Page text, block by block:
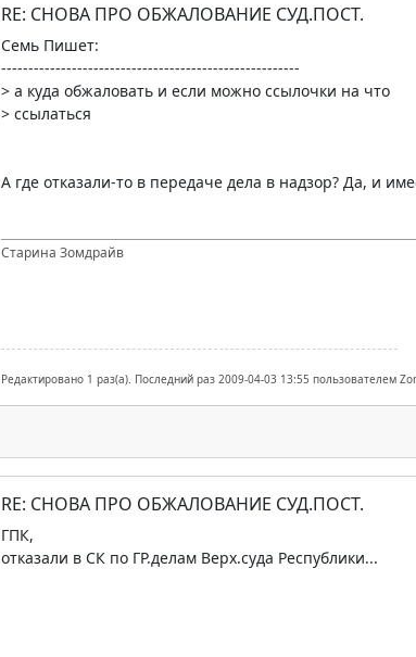
RE: СНОВА ПРО ОБЖАЛОВАНИЕ СУД.ПОСТ.
Семь Пишет:
-------------------------------------------------------
> а куда обжаловать и если можно ссылочки на что
> ссылаться
А где отказали-то в передаче дела в надзор? Да, и
Старина Зомдрайв
Редактировано 1 раз(а). Последний раз 2009-04-03 13:55 пользователем
RE: СНОВА ПРО ОБЖАЛОВАНИЕ СУД.ПОСТ.
ГПК,
отказали в СК по ГР.делам Верх.суда Республики...